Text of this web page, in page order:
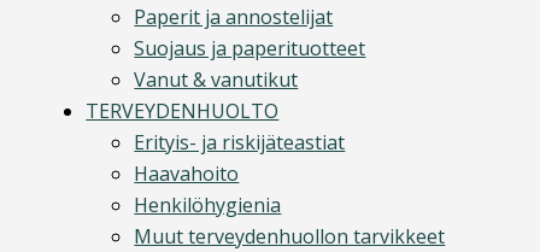
Paperit ja annostelijat
Suojaus ja paperituotteet
Vanut & vanutikut
TERVEYDENHUOLTO
Erityis- ja riskijäteastiat
Haavahoito
Henkilöhygienia
Muut terveydenhuollon tarvikkeet